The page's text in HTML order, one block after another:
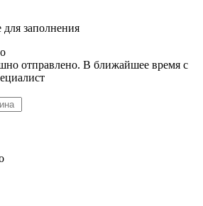
для заполнения
отправлено. В ближайшее время с